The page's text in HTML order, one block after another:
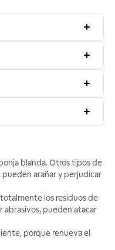
blanda. Otros tipos de
arañar y perjudicar
los residuos de
abrasivos, pueden atacar
porque renueva el